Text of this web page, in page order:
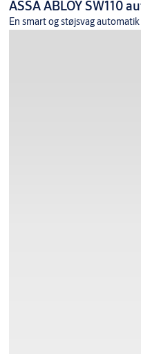
ASSA ABLOY SW110
En smart og støjsvag